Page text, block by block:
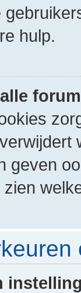
hulp.
geven